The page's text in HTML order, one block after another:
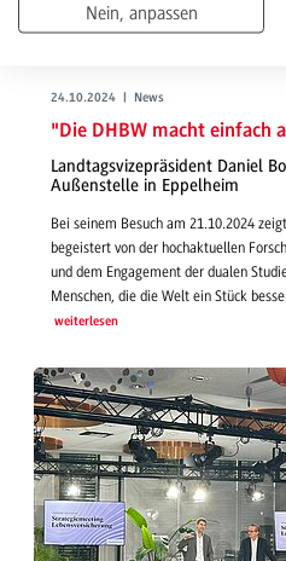
24.10.2024 | News
"Die DHBW macht einfach
Landtagsvizepräsident Daniel
Außenstelle in Eppelheim
Bei seinem Besuch am 21.10.2024
begeistert von der hochaktuellen
und dem Engagement der dualen
Menschen, die die Welt ein Stück
weiterlesen
Nein, anpassen